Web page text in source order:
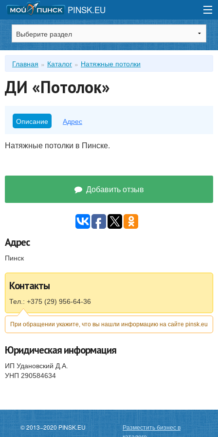
PINSK.EU
Зарегистрироваться
Главная Каталог Натяжные потолки
ДИ «Потолок»
Описание Адрес
Натяжные потолки в Пинске.
Добавить отзыв
Адрес
Пинск
Контакты
Тел.: +375 (29) 956-64-36
При обращении укажите, что вы нашли информацию на сайте pinsk.eu
Юридическая информация
ИП Удановский Д.А.
УНП 290584634
© 2013−2020 PINSK.EU
Разместить бизнес в